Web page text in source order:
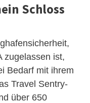
Schloss
zugelassen ist,
Bedarf mit ihrem
Travel Sentry-
über 650